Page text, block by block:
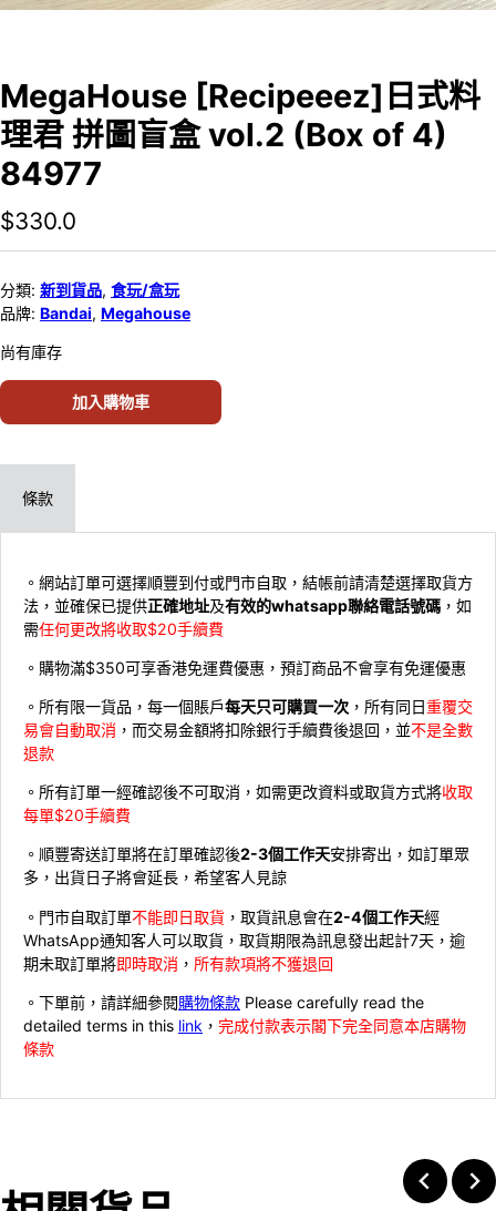
MegaHouse [Recipeeez]日式料
理君 拼圖盲盒 vol.2 (Box of 4)
84977
$330.0
分類: 新到貨品, 食玩/盒玩
品牌: Bandai, Megahouse
尚有庫存
加入購物車
條款
。網站訂單可選擇順豐到付或門市自取，結帳前請清楚選擇取貨方
法，並確保已提供正確地址及有效的whatsapp聯絡電話號碼 ，如
需任何更改將收取$20手續費
。購物滿$350可享香港免運費優惠，預訂商品不會享有免運優惠
。所有限一貨品，每一個賬戶每天只可購買一次 ，所有同日重覆交
易會自動取消 ，而交易金額將扣除銀行手續費後退回，並不是全數
退款
。所有訂單一經確認後不可取消，如需更改資料或取貨方式將收取
每單$20手續費
。順豐寄送訂單將在訂單確認後2-3個工作天安排寄出，如訂單眾
多，出貨日子將會延長，希望客人見諒
。門市自取訂單不能即日取貨 ，取貨訊息會在2-4個工作天經
WhatsApp通知客人可以取貨，取貨期限為訊息發出起計7天，逾
期未取訂單將即時取消 ， 所有款項將不獲退回
。下單前，請詳細參閱購物條款 Please carefully read the
detailed terms in this link ， 完成付款表示閣下完全同意本店購物
條款